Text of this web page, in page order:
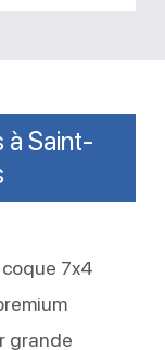
à Saint-
7x4
grande